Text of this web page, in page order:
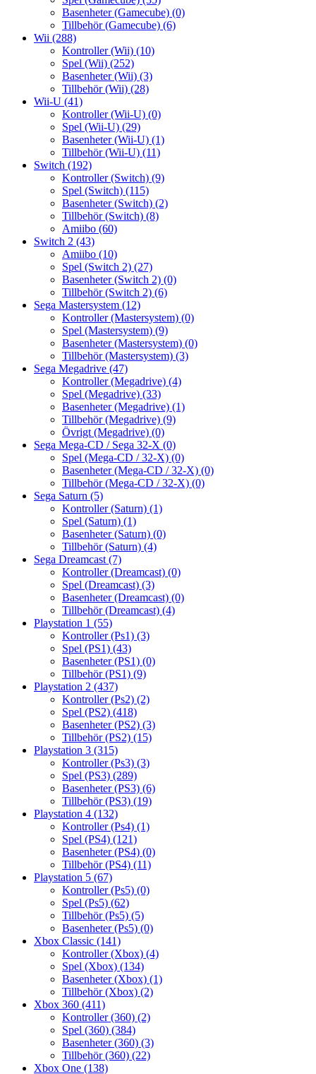
Basenheter (Gamecube) (0)
Tillbehör (Gamecube) (6)
Wii (288)
Kontroller (Wii) (10)
Spel (Wii) (252)
Basenheter (Wii) (3)
Tillbehör (Wii) (28)
Wii-U (41)
Kontroller (Wii-U) (0)
Spel (Wii-U) (29)
Basenheter (Wii-U) (1)
Tillbehör (Wii-U) (11)
Switch (192)
Kontroller (Switch) (9)
Spel (Switch) (115)
Basenheter (Switch) (2)
Tillbehör (Switch) (8)
Amiibo (60)
Switch 2 (43)
Amiibo (10)
Spel (Switch 2) (27)
Basenheter (Switch 2) (0)
Tillbehör (Switch 2) (6)
Sega Mastersystem (12)
Kontroller (Mastersystem) (0)
Spel (Mastersystem) (9)
Basenheter (Mastersystem) (0)
Tillbehör (Mastersystem) (3)
Sega Megadrive (47)
Kontroller (Megadrive) (4)
Spel (Megadrive) (33)
Basenheter (Megadrive) (1)
Tillbehör (Megadrive) (9)
Övrigt (Megadrive) (0)
Sega Mega-CD / Sega 32-X (0)
Spel (Mega-CD / 32-X) (0)
Basenheter (Mega-CD / 32-X) (0)
Tillbehör (Mega-CD / 32-X) (0)
Sega Saturn (5)
Kontroller (Saturn) (1)
Spel (Saturn) (1)
Basenheter (Saturn) (0)
Tillbehör (Saturn) (4)
Sega Dreamcast (7)
Kontroller (Dreamcast) (0)
Spel (Dreamcast) (3)
Basenheter (Dreamcast) (0)
Tillbehör (Dreamcast) (4)
Playstation 1 (55)
Kontroller (Ps1) (3)
Spel (PS1) (43)
Basenheter (PS1) (0)
Tillbehör (PS1) (9)
Playstation 2 (437)
Kontroller (Ps2) (2)
Spel (PS2) (418)
Basenheter (PS2) (3)
Tillbehör (PS2) (15)
Playstation 3 (315)
Kontroller (Ps3) (3)
Spel (PS3) (289)
Basenheter (PS3) (6)
Tillbehör (PS3) (19)
Playstation 4 (132)
Kontroller (Ps4) (1)
Spel (PS4) (121)
Basenheter (PS4) (0)
Tillbehör (PS4) (11)
Playstation 5 (67)
Kontroller (Ps5) (0)
Spel (Ps5) (62)
Tillbehör (Ps5) (5)
Basenheter (Ps5) (0)
Xbox Classic (141)
Kontroller (Xbox) (4)
Spel (Xbox) (134)
Basenheter (Xbox) (1)
Tillbehör (Xbox) (2)
Xbox 360 (411)
Kontroller (360) (2)
Spel (360) (384)
Basenheter (360) (3)
Tillbehör (360) (22)
Xbox One (138)